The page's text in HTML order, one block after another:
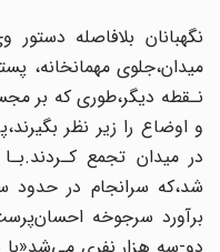
نگهبانان بلافاصله دستور
میدان،جلوی‌ مهمانخانه،
نـقطه دیگر،طوری که بر‌
و اوضاع را زیر نظر
در میدان تجمع کـردند.بـا
برآورد سرجوخه